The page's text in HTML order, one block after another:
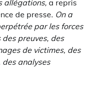
allégations, a repris
de presse. On a
par les forces
preuves, des
de victimes, des
analyses